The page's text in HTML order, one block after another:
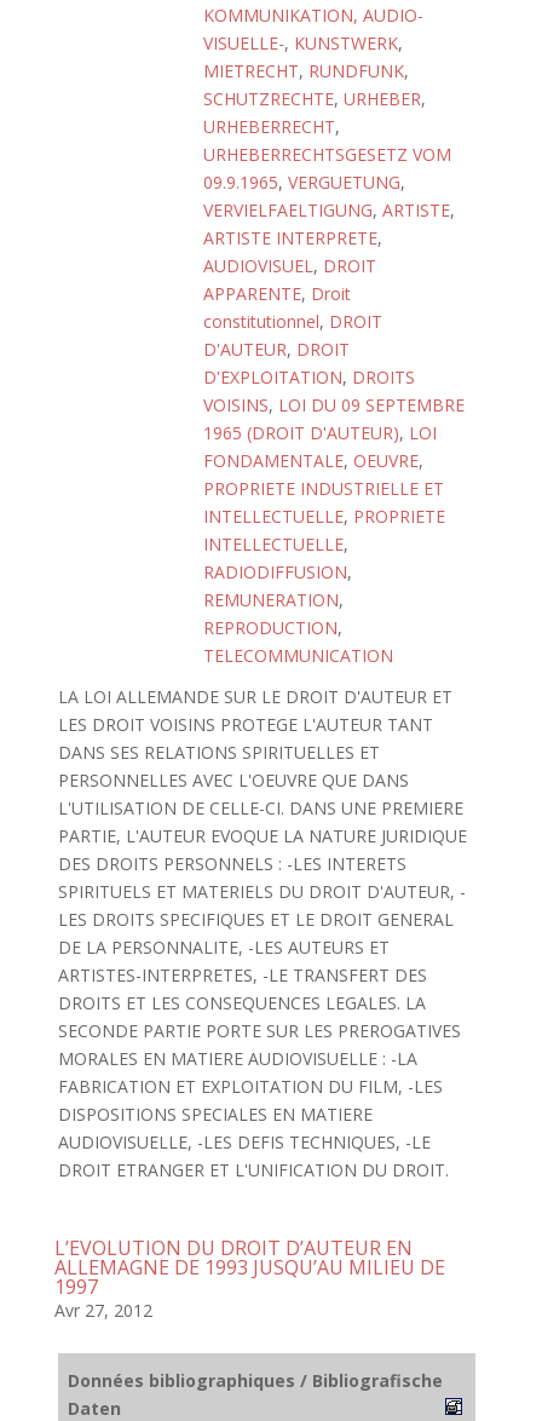
KOMMUNIKATION, AUDIO-
VISUELLE-, KUNSTWERK,
MIETRECHT, RUNDFUNK,
SCHUTZRECHTE, URHEBER,
URHEBERRECHT,
URHEBERRECHTSGESETZ VOM
09.9.1965, VERGUETUNG,
VERVIELFAELTIGUNG, ARTISTE,
ARTISTE INTERPRETE,
AUDIOVISUEL, DROIT
APPARENTE, Droit
constitutionnel, DROIT
D'AUTEUR, DROIT
D'EXPLOITATION, DROITS
VOISINS, LOI DU 09 SEPTEMBRE
1965 (DROIT D'AUTEUR), LOI
FONDAMENTALE, OEUVRE,
PROPRIETE INDUSTRIELLE ET
INTELLECTUELLE, PROPRIETE
INTELLECTUELLE,
RADIODIFFUSION,
REMUNERATION,
REPRODUCTION,
TELECOMMUNICATION
LA LOI ALLEMANDE SUR LE DROIT D'AUTEUR ET
LES DROIT VOISINS PROTEGE L'AUTEUR TANT
DANS SES RELATIONS SPIRITUELLES ET
PERSONNELLES AVEC L'OEUVRE QUE DANS
L'UTILISATION DE CELLE-CI. DANS UNE PREMIERE
PARTIE, L'AUTEUR EVOQUE LA NATURE JURIDIQUE
DES DROITS PERSONNELS : -LES INTERETS
SPIRITUELS ET MATERIELS DU DROIT D'AUTEUR, -
LES DROITS SPECIFIQUES ET LE DROIT GENERAL
DE LA PERSONNALITE, -LES AUTEURS ET
ARTISTES-INTERPRETES, -LE TRANSFERT DES
DROITS ET LES CONSEQUENCES LEGALES. LA
SECONDE PARTIE PORTE SUR LES PREROGATIVES
MORALES EN MATIERE AUDIOVISUELLE : -LA
FABRICATION ET EXPLOITATION DU FILM, -LES
DISPOSITIONS SPECIALES EN MATIERE
AUDIOVISUELLE, -LES DEFIS TECHNIQUES, -LE
DROIT ETRANGER ET L'UNIFICATION DU DROIT.
L’EVOLUTION DU DROIT D’AUTEUR EN
ALLEMAGNE DE 1993 JUSQU’AU MILIEU DE
1997
Avr 27, 2012
Données bibliographiques / Bibliografische
Daten